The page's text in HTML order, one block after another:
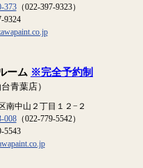
373（022-397-9323）
9324
ーム ※完全予約制
青葉店）
南中山２丁目１２−２
008（022-779-5542）
5543